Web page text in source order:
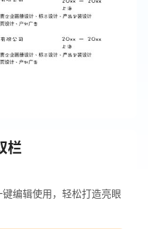
栏
编辑使用，轻松打造亮眼